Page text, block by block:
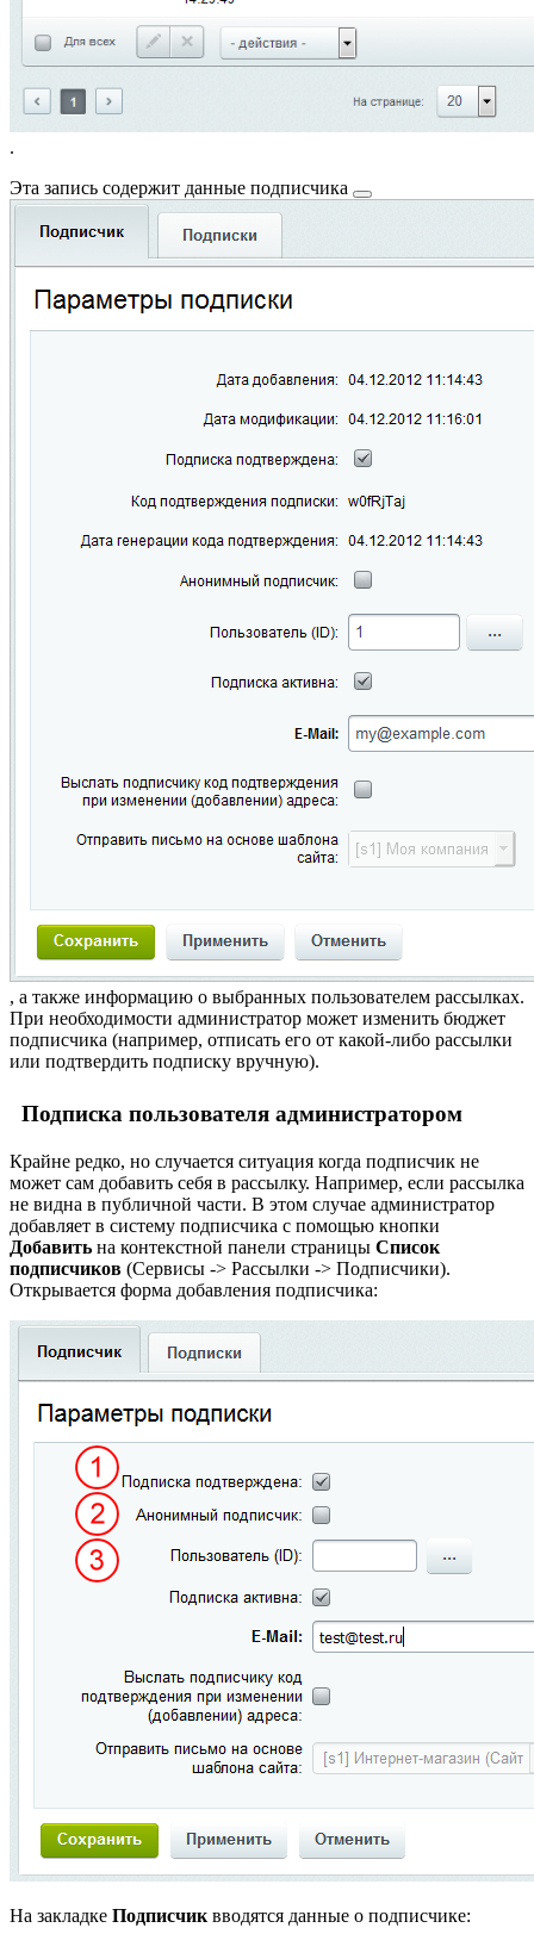
.
Эта запись содержит данные подписчика
, а также информацию о выбранных пользователем рассылках.
При необходимости администратор может изменить бюджет
подписчика (например, отписать его от какой-либо рассылки
или подтвердить подписку вручную).
Подписка пользователя администратором
Крайне редко, но случается ситуация когда подписчик не
может сам добавить себя в рассылку. Например, если рассылка
не видна в публичной части. В этом случае администратор
добавляет в систему подписчика с помощью кнопки
Добавить на контекстной панели страницы Список
подписчиков (Сервисы -> Рассылки -> Подписчики).
Открывается форма добавления подписчика:
На закладке Подписчик вводятся данные о подписчике: